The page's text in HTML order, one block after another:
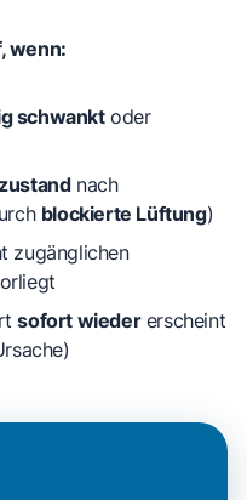
wenn:
schwanktoder
nach
blockierte Lüftung)
zugänglichen
sofort wiedererscheint